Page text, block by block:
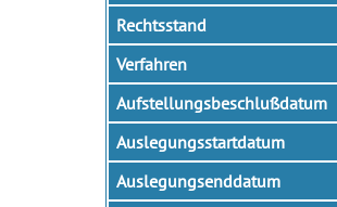
Rechtsstand
Verfahren
Aufstellungsbeschlußdatum
Auslegungsstartdatum
Auslegungsenddatum